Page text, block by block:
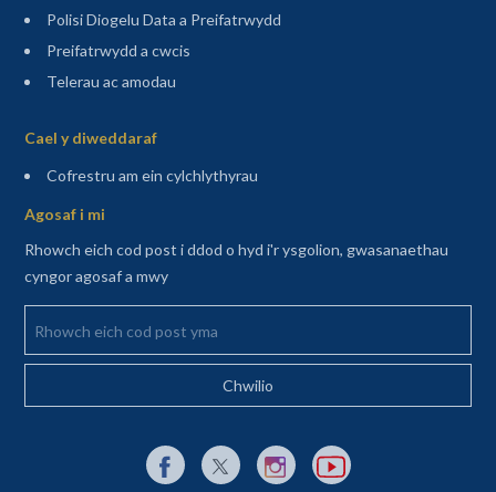
Polisi Diogelu Data a Preifatrwydd
Preifatrwydd a cwcis
Telerau ac amodau
Cael y diweddaraf
Cofrestru am ein cylchlythyrau(agor mewn tab newydd)
Agosaf i mi
Rhowch eich cod post i ddod o hyd i'r ysgolion, gwasanaethau
cyngor agosaf a mwy
Rhowch eich cod post yma
Dolen allanol i Facebook yn agor mewn tab newydd
Dolen allanol i X (Twitter) yn agor mewn
Dolen allanol i Instagram yn agor
Dolen allanol i YouTube